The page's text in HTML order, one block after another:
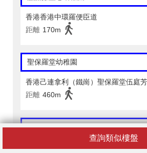
查詢類似樓盤
香港香港中環羅便臣道
距離 170m
聖保羅堂幼稚園
香港己連拿利（鐵崗）聖保羅堂伍庭
距離 460m
The Woodland Montessori Academy
香港堅道１１０－１１８號安峰大廈